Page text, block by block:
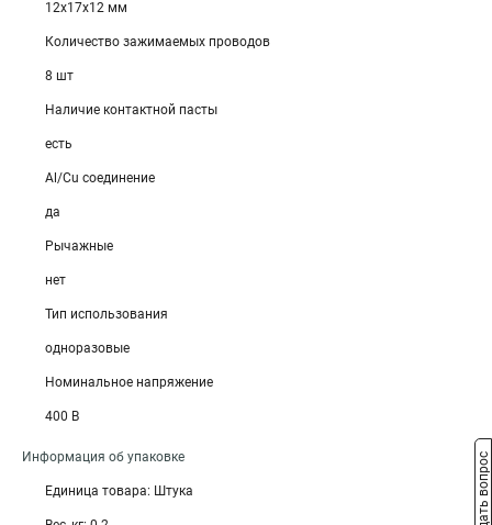
12х17х12 мм
Количество зажимаемых проводов
8 шт
Наличие контактной пасты
есть
Al/Cu соединение
да
Рычажные
нет
Тип использования
одноразовые
Номинальное напряжение
400 В
Информация об упаковке
Единица товара: Штука Задать вопрос